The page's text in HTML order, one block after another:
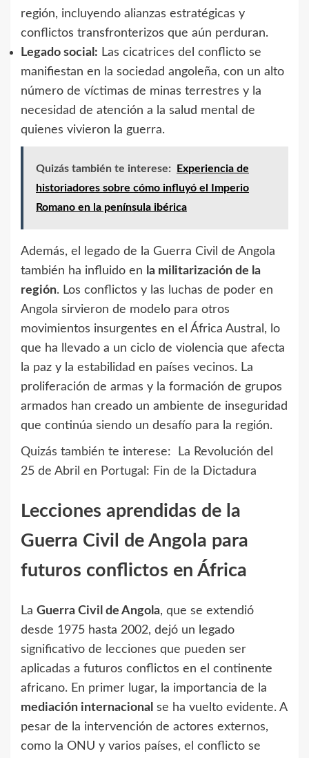
región, incluyendo alianzas estratégicas y
conflictos transfronterizos que aún perduran.
Legado social: Las cicatrices del conflicto se
manifiestan en la sociedad angoleña, con un alto
número de víctimas de minas terrestres y la
necesidad de atención a la salud mental de
quienes vivieron la guerra.
Quizás también te interese:
Experiencia de
historiadores sobre cómo influyó el Imperio
Romano en la península ibérica
Además, el legado de la Guerra Civil de Angola
también ha influido en la militarización de la
región. Los conflictos y las luchas de poder en
Angola sirvieron de modelo para otros
movimientos insurgentes en el África Austral, lo
que ha llevado a un ciclo de violencia que afecta
la paz y la estabilidad en países vecinos. La
proliferación de armas y la formación de grupos
armados han creado un ambiente de inseguridad
que continúa siendo un desafío para la región.
Quizás también te interese:
La Revolución del
25 de Abril en Portugal: Fin de la Dictadura
Lecciones aprendidas de la
Guerra Civil de Angola para
futuros conflictos en África
La Guerra Civil de Angola, que se extendió
desde 1975 hasta 2002, dejó un legado
significativo de lecciones que pueden ser
aplicadas a futuros conflictos en el continente
africano. En primer lugar, la importancia de la
mediación internacional se ha vuelto evidente. A
pesar de la intervención de actores externos,
como la ONU y varios países, el conflicto se